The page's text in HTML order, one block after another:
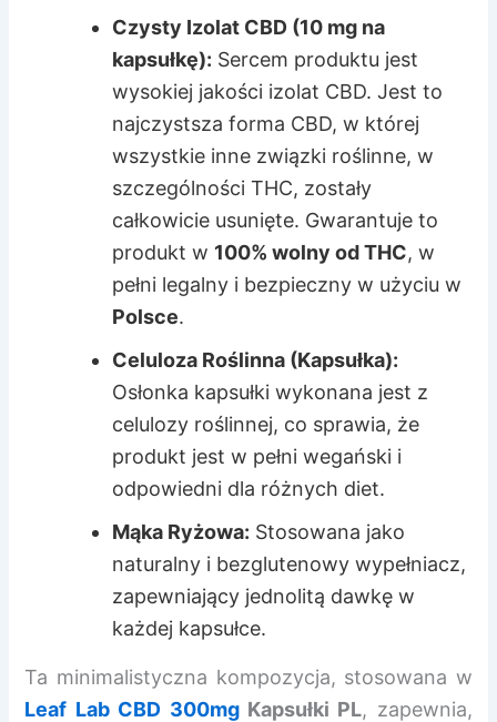
Czysty Izolat CBD (10 mg na
kapsułkę): Sercem produktu jest
wysokiej jakości izolat CBD. Jest to
najczystsza forma CBD, w której
wszystkie inne związki roślinne, w
szczególności THC, zostały
całkowicie usunięte. Gwarantuje to
produkt w 100% wolny od THC, w
pełni legalny i bezpieczny w użyciu w
Polsce.
Celuloza Roślinna (Kapsułka):
Osłonka kapsułki wykonana jest z
celulozy roślinnej, co sprawia, że
produkt jest w pełni wegański i
odpowiedni dla różnych diet.
Mąka Ryżowa: Stosowana jako
naturalny i bezglutenowy wypełniacz,
zapewniający jednolitą dawkę w
każdej kapsułce.
Ta minimalistyczna kompozycja, stosowana w
Leaf Lab CBD 300mgKapsułki PL, zapewnia,